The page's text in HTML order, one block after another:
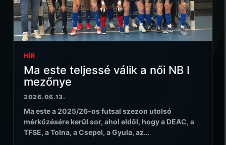
HÍR
Ma este teljessé válik a női NB I
mezőnye
2026.06.13.
Ma este a 2025/26-os futsal szezon utolsó
mérkőzésére kerül sor, ahol eldől, hogy a DEAC, a
TFSE, a Tolna, a Csepel, a Gyula, az…